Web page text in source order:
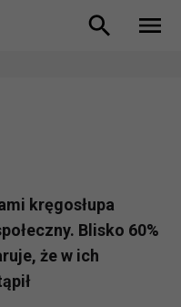
kręgosłupa
Blisko 60%
że w ich